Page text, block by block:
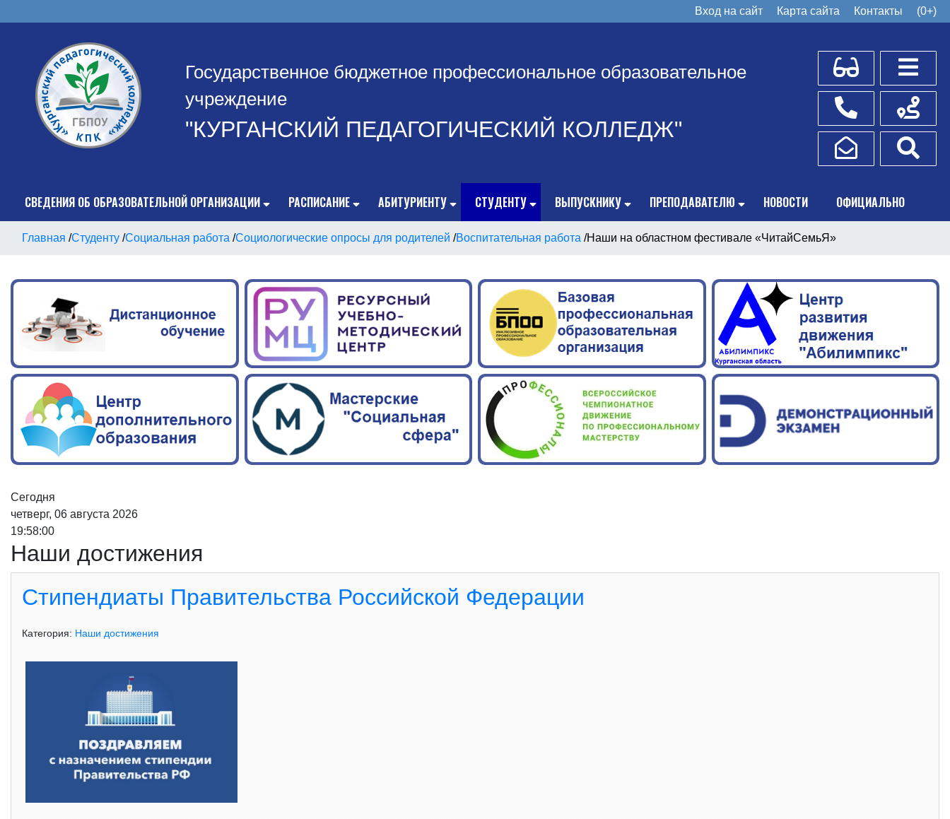
Вход на сайт Карта сайта Контакты (0+)
Государственное бюджетное профессиональное образовательное
учреждение
"КУРГАНСКИЙ ПЕДАГОГИЧЕСКИЙ КОЛЛЕДЖ"
Для слабовидящих
Телефоны
Написать обращение
Схема
СВЕДЕНИЯ ОБ ОБРАЗОВАТЕЛЬНОЙ ОРГАНИЗАЦИИ РАСПИСАНИЕ АБИТУРИЕНТУ СТУДЕНТУ ВЫПУСКНИКУ ПРЕПОДАВАТЕЛЮ НОВОСТИ ОФИЦИАЛЬНО
Главная /Студенту /Социальная работа /Социологические опросы для родителей /Воспитательная работа /Наши на областном фестивале «ЧитайСемьЯ»
Сегодня
четверг, 06 августа 2026
19:58:01
Наши достижения
Стипендиаты Правительства Российской Федерации
Категория: Наши достижения